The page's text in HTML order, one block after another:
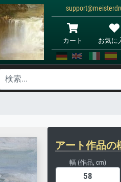
カート お気に
アート作品の
幅 (作品, cm)